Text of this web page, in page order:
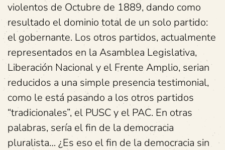
violentos de Octubre de 1889, dando como
resultado el dominio total de un solo partido:
el gobernante. Los otros partidos, actualmente
representados en la Asamblea Legislativa,
Liberación Nacional y el Frente Amplio, serian
reducidos a una simple presencia testimonial,
como le está pasando a los otros partidos
“tradicionales”, el PUSC y el PAC. En otras
palabras, sería el fin de la democracia
pluralista… ¿Es eso el fin de la democracia sin